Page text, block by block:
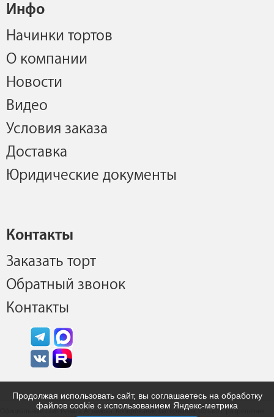
Инфо
Начинки тортов
О компании
Новости
Видео
Условия заказа
Доставка
Юридические документы
Контакты
Заказать торт
Обратный звонок
Контакты
Официальный сайт Рената Агзамова. Копирование материалов только с разрешения
Продолжая использовать сайт, вы соглашаетесь на обработку
файлов cookie с использованием Яндекс-метрика